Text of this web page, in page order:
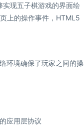
现五子棋游戏的界面绘
上的操作事件，HTML5
环境确保了玩家之间的操
应用层协议